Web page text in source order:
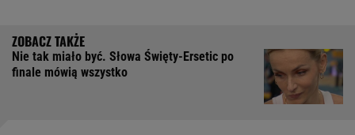
Nie tak miało być. Słowa Święty-Ersetic po
finale mówią wszystko